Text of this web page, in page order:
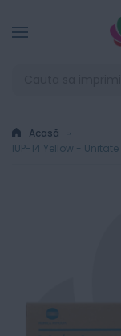
Acasă
IUP-14 Yellow -